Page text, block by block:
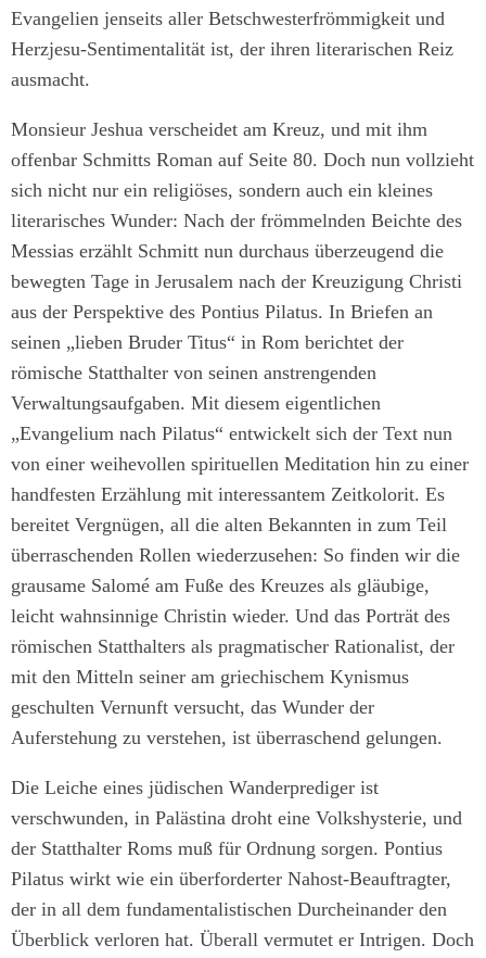
Evangelien jenseits aller Betschwesterfrömmigkeit und
Herzjesu-Sentimentalität ist, der ihren literarischen Reiz
ausmacht.
Monsieur Jeshua verscheidet am Kreuz, und mit ihm
offenbar Schmitts Roman auf Seite 80. Doch nun vollzieht
sich nicht nur ein religiöses, sondern auch ein kleines
literarisches Wunder: Nach der frömmelnden Beichte des
Messias erzählt Schmitt nun durchaus überzeugend die
bewegten Tage in Jerusalem nach der Kreuzigung Christi
aus der Perspektive des Pontius Pilatus. In Briefen an
seinen „lieben Bruder Titus“ in Rom berichtet der
römische Statthalter von seinen anstrengenden
Verwaltungsaufgaben. Mit diesem eigentlichen
„Evangelium nach Pilatus“ entwickelt sich der Text nun
von einer weihevollen spirituellen Meditation hin zu einer
handfesten Erzählung mit interessantem Zeitkolorit. Es
bereitet Vergnügen, all die alten Bekannten in zum Teil
überraschenden Rollen wiederzusehen: So finden wir die
grausame Salomé am Fuße des Kreuzes als gläubige,
leicht wahnsinnige Christin wieder. Und das Porträt des
römischen Statthalters als pragmatischer Rationalist, der
mit den Mitteln seiner am griechischem Kynismus
geschulten Vernunft versucht, das Wunder der
Auferstehung zu verstehen, ist überraschend gelungen.
Die Leiche eines jüdischen Wanderprediger ist
verschwunden, in Palästina droht eine Volkshysterie, und
der Statthalter Roms muß für Ordnung sorgen. Pontius
Pilatus wirkt wie ein überforderter Nahost-Beauftragter,
der in all dem fundamentalistischen Durcheinander den
Überblick verloren hat. Überall vermutet er Intrigen. Doch